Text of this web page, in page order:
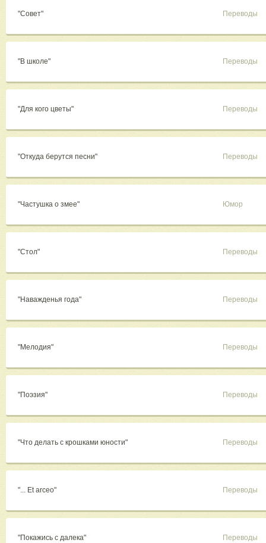
"Совет" Переводы
"В школе" Переводы
"Для кого цветы" Переводы
"Откуда берутся песни" Переводы
"Частушка о змее" Юмор
"Стол" Переводы
"Наважденья года" Переводы
"Мелодия" Переводы
"Поэзия" Переводы
"Что делать с крошками юности" Переводы
"... Et arceo" Переводы
"Покажись с далека" Переводы